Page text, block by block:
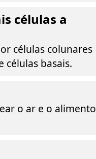
células a
células colunares
células basais.
o ar e o alimento